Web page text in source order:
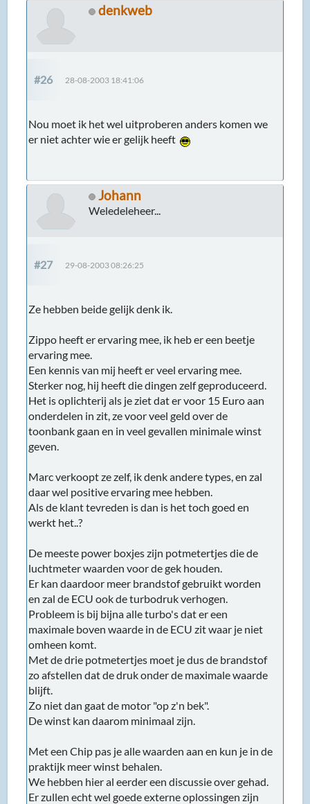
denkweb
#26 28-08-2003 18:41:06
Nou moet ik het wel uitproberen anders komen we
er niet achter wie er gelijk heeft
Johann
Weledeleheer...
#27 29-08-2003 08:26:25
Ze hebben beide gelijk denk ik.
Zippo heeft er ervaring mee, ik heb er een beetje
ervaring mee.
Een kennis van mij heeft er veel ervaring mee.
Sterker nog, hij heeft die dingen zelf geproduceerd.
Het is oplichterij als je ziet dat er voor 15 Euro aan
onderdelen in zit, ze voor veel geld over de
toonbank gaan en in veel gevallen minimale winst
geven.
Marc verkoopt ze zelf, ik denk andere types, en zal
daar wel positive ervaring mee hebben.
Als de klant tevreden is dan is het toch goed en
werkt het..?
De meeste power boxjes zijn potmetertjes die de
luchtmeter waarden voor de gek houden.
Er kan daardoor meer brandstof gebruikt worden
en zal de ECU ook de turbodruk verhogen.
Probleem is bij bijna alle turbo's dat er een
maximale boven waarde in de ECU zit waar je niet
omheen komt.
Met de drie potmetertjes moet je dus de brandstof
zo afstellen dat de druk onder de maximale waarde
blijft.
Zo niet dan gaat de motor "op z'n bek".
De winst kan daarom minimaal zijn.
Met een Chip pas je alle waarden aan en kun je in de
praktijk meer winst behalen.
We hebben hier al eerder een discussie over gehad.
Er zullen echt wel goede externe oplossingen zijn